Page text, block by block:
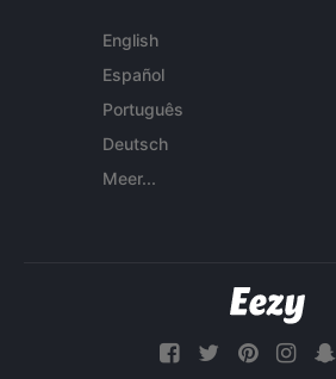
English
Español
Português
Deutsch
Meer...